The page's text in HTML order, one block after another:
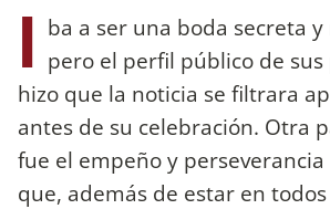
I ba a ser una boda secreta
pero el perfil público de
hizo que la noticia se filtrara
antes de su celebración. Otra
fue el empeño y
que, además de estar en